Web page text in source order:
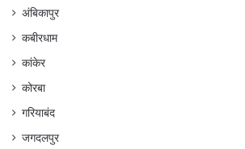
अंबिकापुर
कबीरधाम
कांकेर
कोरबा
गरियाबंद
जगदलपुर